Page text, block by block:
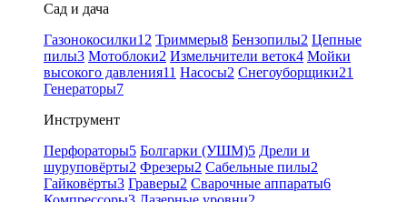
Сад и дача
Газонокосилки12 Триммеры8 Бензопилы2 Цепные
пилы3 Мотоблоки2 Измельчители веток4 Мойки
высокого давления11 Насосы2 Снегоуборщики21
Генераторы7
Инструмент
Перфораторы5 Болгарки (УШМ)5 Дрели и
шуруповёрты2 Фрезеры2 Сабельные пилы2
Гайковёрты3 Граверы2 Сварочные аппараты6